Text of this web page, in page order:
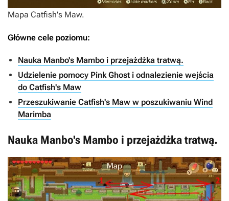
Mapa Catfish's Maw.
Główne cele poziomu:
Nauka Manbo's Mambo i przejażdżka tratwą.
Udzielenie pomocy Pink Ghost i odnalezienie wejścia
do Catfish's Maw
Przeszukiwanie Catfish's Maw w poszukiwaniu Wind
Marimba
Nauka Manbo's Mambo i przejażdżka tratwą.